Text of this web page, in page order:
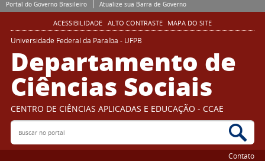
Portal do Governo Brasileiro Atualize sua Barra de Governo
ACESSIBILIDADE ALTO CONTRASTE MAPA DO SITE
Universidade Federal da Paraíba - UFPB
Departamento de
Ciências Sociais
CENTRO DE CIÊNCIAS APLICADAS E EDUCAÇÃO - CCAE
Buscar no portal
Contato